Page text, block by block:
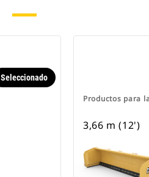
Seleccionado
Productos para
3,66 m (12')